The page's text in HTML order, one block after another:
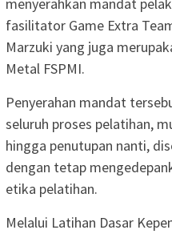
fasilitator Game Extra
Marzuki yang juga
Metal FSPMI.
Penyerahan mandat
seluruh proses pelatihan,
hingga penutupan nanti,
dengan tetap
etika pelatihan.
Melalui Latihan Dasar